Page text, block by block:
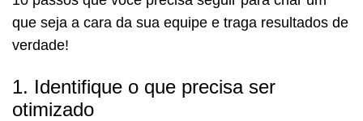
que seja a cara da sua equipe e traga resultados de
verdade!
1. Identifique o que precisa ser
otimizado